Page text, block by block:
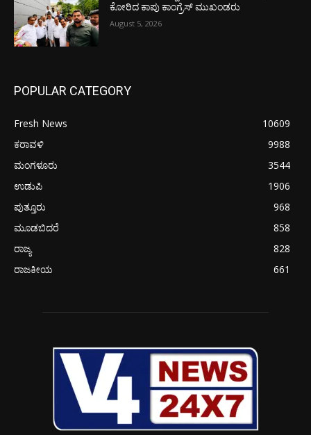
ಕೋರಿದ ಕಾಪು ಕಾಂಗ್ರೆಸ್ ಮುಖಂಡರು
August 5, 2026
POPULAR CATEGORY
Fresh News
10609
ಕರಾವಳಿ
9988
ಮಂಗಳೂರು
3544
ಉಡುಪಿ
1906
ಪುತ್ತೂರು
968
ಮೂಡಬಿದರೆ
858
ರಾಜ್ಯ
828
ರಾಜಕೀಯ
661